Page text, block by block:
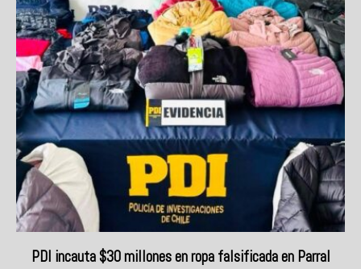
PDI incauta $30 millones en ropa falsificada en Parral